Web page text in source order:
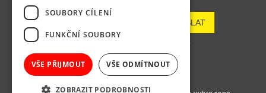
Odhlásit odběr
SOUBORY CÍLENÍ
FUNKČNÍ SOUBORY
VŠE PŘIJMOUT VŠE ODMÍTNOUT
ZOBRAZIT PODROBNOSTI